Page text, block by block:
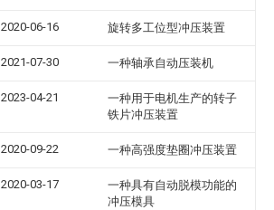
2020-06-16 旋转多工位型冲压装置
2021-07-30 一种轴承自动压装机
2023-04-21
一种用于电机生产的转子
铁片冲压装置
2020-09-22 一种高强度垫圈冲压装置
2020-03-17
一种具有自动脱模功能的
冲压模具